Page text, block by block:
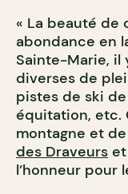
« La beauté de
abondance en
Sainte-Marie, il
diverses de
pistes de ski
équitation, etc.
montagne et
des Draveurs
l’honneur pour